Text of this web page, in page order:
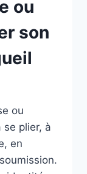
ou
son
ou
se plier, à
en